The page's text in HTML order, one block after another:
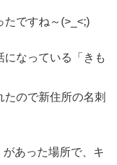
たですね～(>_<;)
になっている「きも
ので新住所の名刺
あった場所で、キ